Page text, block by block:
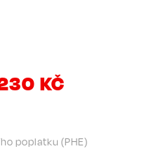
KČ
poplatku (PHE)